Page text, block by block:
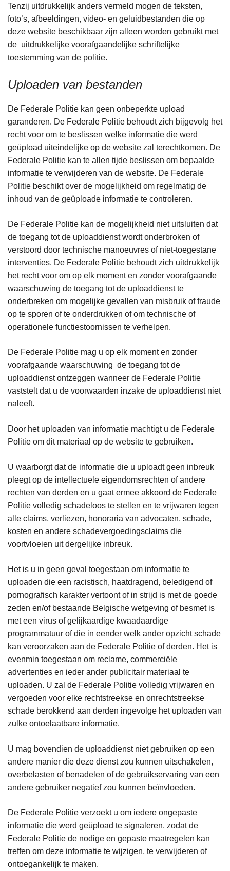
Tenzij uitdrukkelijk anders vermeld mogen de teksten,
foto’s, afbeeldingen, video- en geluidbestanden die op
deze website beschikbaar zijn alleen worden gebruikt met
de uitdrukkelijke voorafgaandelijke schriftelijke
toestemming van de politie.
Uploaden van bestanden
De Federale Politie kan geen onbeperkte upload
garanderen. De Federale Politie behoudt zich bijgevolg het
recht voor om te beslissen welke informatie die werd
geüpload uiteindelijke op de website zal terechtkomen. De
Federale Politie kan te allen tijde beslissen om bepaalde
informatie te verwijderen van de website. De Federale
Politie beschikt over de mogelijkheid om regelmatig de
inhoud van de geüploade informatie te controleren.
De Federale Politie kan de mogelijkheid niet uitsluiten dat
de toegang tot de uploaddienst wordt onderbroken of
verstoord door technische manoeuvres of niet-toegestane
interventies. De Federale Politie behoudt zich uitdrukkelijk
het recht voor om op elk moment en zonder voorafgaande
waarschuwing de toegang tot de uploaddienst te
onderbreken om mogelijke gevallen van misbruik of fraude
op te sporen of te onderdrukken of om technische of
operationele functiestoornissen te verhelpen.
De Federale Politie mag u op elk moment en zonder
voorafgaande waarschuwing de toegang tot de
uploaddienst ontzeggen wanneer de Federale Politie
vaststelt dat u de voorwaarden inzake de uploaddienst niet
naleeft.
Door het uploaden van informatie machtigt u de Federale
Politie om dit materiaal op de website te gebruiken.
U waarborgt dat de informatie die u uploadt geen inbreuk
pleegt op de intellectuele eigendomsrechten of andere
rechten van derden en u gaat ermee akkoord de Federale
Politie volledig schadeloos te stellen en te vrijwaren tegen
alle claims, verliezen, honoraria van advocaten, schade,
kosten en andere schadevergoedingsclaims die
voortvloeien uit dergelijke inbreuk.
Het is u in geen geval toegestaan om informatie te
uploaden die een racistisch, haatdragend, beledigend of
pornografisch karakter vertoont of in strijd is met de goede
zeden en/of bestaande Belgische wetgeving of besmet is
met een virus of gelijkaardige kwaadaardige
programmatuur of die in eender welk ander opzicht schade
kan veroorzaken aan de Federale Politie of derden. Het is
evenmin toegestaan om reclame, commerciële
advertenties en ieder ander publicitair materiaal te
uploaden. U zal de Federale Politie volledig vrijwaren en
vergoeden voor elke rechtstreekse en onrechtstreekse
schade berokkend aan derden ingevolge het uploaden van
zulke ontoelaatbare informatie.
U mag bovendien de uploaddienst niet gebruiken op een
andere manier die deze dienst zou kunnen uitschakelen,
overbelasten of benadelen of de gebruikservaring van een
andere gebruiker negatief zou kunnen beïnvloeden.
De Federale Politie verzoekt u om iedere ongepaste
informatie die werd geüpload te signaleren, zodat de
Federale Politie de nodige en gepaste maatregelen kan
treffen om deze informatie te wijzigen, te verwijderen of
ontoegankelijk te maken.